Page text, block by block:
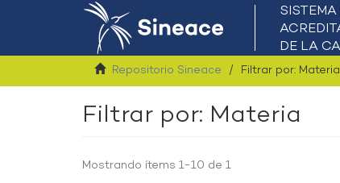
Repositorio Sineace Filtrar por: Materia
Filtrar por: Materia
Mostrando ítems 1-10 de 1